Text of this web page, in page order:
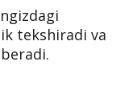
tekshiradi va